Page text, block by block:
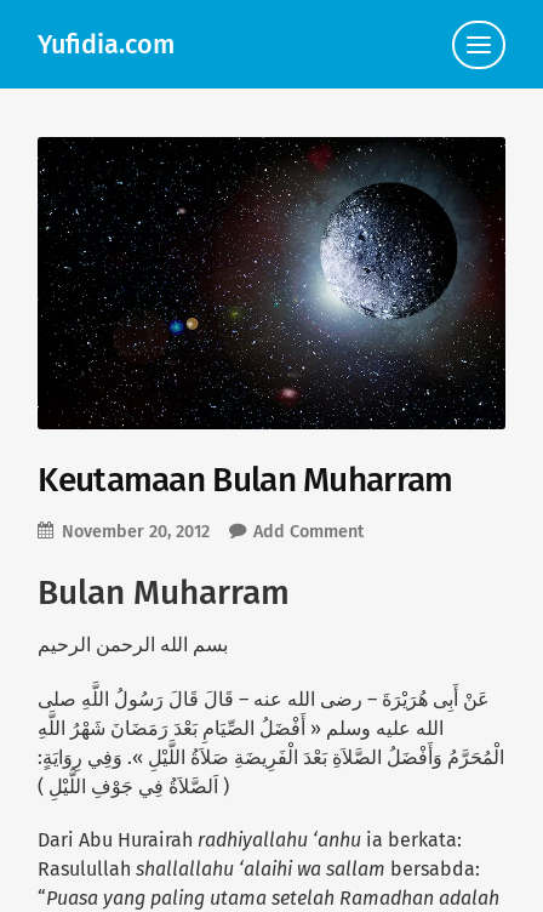
Yufidia.com
Click
to
view
Keutamaan Bulan Muharram
November 20, 2012 Add Comment
Bulan Muharram
بسم الله الرحمن الرحيم
عَنْ أَبِى هُرَيْرَةَ – رضى الله عنه – قَالَ قَالَ رَسُولُ اللَّهِ صلى
الله عليه وسلم « أَفْضَلُ الصِّيَامِ بَعْدَ رَمَضَانَ شَهْرُ اللَّهِ
الْمُحَرَّمُ وَأَفْضَلُ الصَّلاَةِ بَعْدَ الْفَرِيضَةِ صَلاَةُ اللَّيْلِ ». وَفِي رِوَايَةٍ:
( اَلصَّلاَةُ فِي جَوْفِ اللَّيْلِ )
Dari Abu Hurairah radhiyallahu ‘anhu ia berkata:
Rasulullahshallallahu ‘alaihi wa sallam bersabda:
“Puasa yang paling utama setelah Ramadhan adalah